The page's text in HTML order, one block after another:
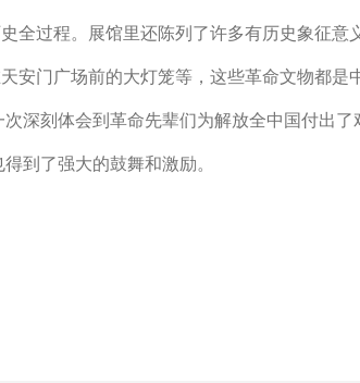
全过程。展馆里还陈列了许多有历史象征意
安门广场前的大灯笼等，这些革命文物都是
深刻体会到革命先辈们为解放全中国付出了
到了强大的鼓舞和激励。